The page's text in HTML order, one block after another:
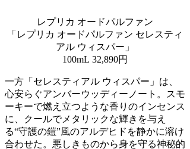
レプリカ オードパルファン
「レプリカ オードパルファン セレスティ
アル ウィスパー」
100mL 32,890円
一方「セレスティアル ウィスパー」は、
心安らぐアンバーウッディーノート。スモ
ーキーで燃え立つような香りのインセンス
に、クールでメタリックな輝きを与え
る“守護の鎧”風のアルデヒドを静かに溶け
合わせた。悪しきものから身を守る神秘的